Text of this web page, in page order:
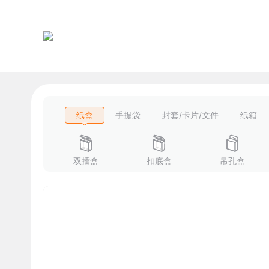
纸盒 手提袋 封套/卡片/文件 纸箱
双插盒 扣底盒 吊孔盒